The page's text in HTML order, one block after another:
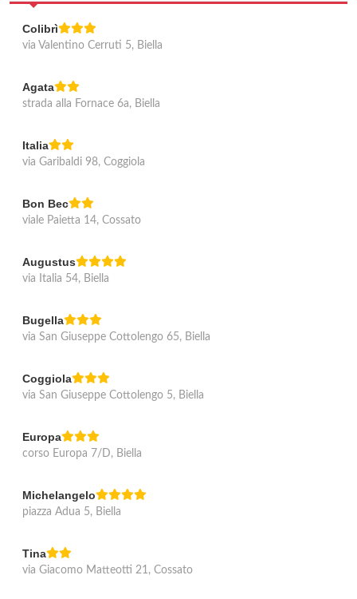
Colibrì
via Valentino Cerruti 5, Biella
Agata
strada alla Fornace 6a, Biella
Italia
via Garibaldi 98, Coggiola
Bon Bec
viale Paietta 14, Cossato
Augustus
via Italia 54, Biella
Bugella
via San Giuseppe Cottolengo 65, Biella
Coggiola
via San Giuseppe Cottolengo 5, Biella
Europa
corso Europa 7/D, Biella
Michelangelo
piazza Adua 5, Biella
Tina
via Giacomo Matteotti 21, Cossato